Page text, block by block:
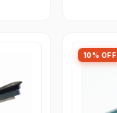
10% OFF